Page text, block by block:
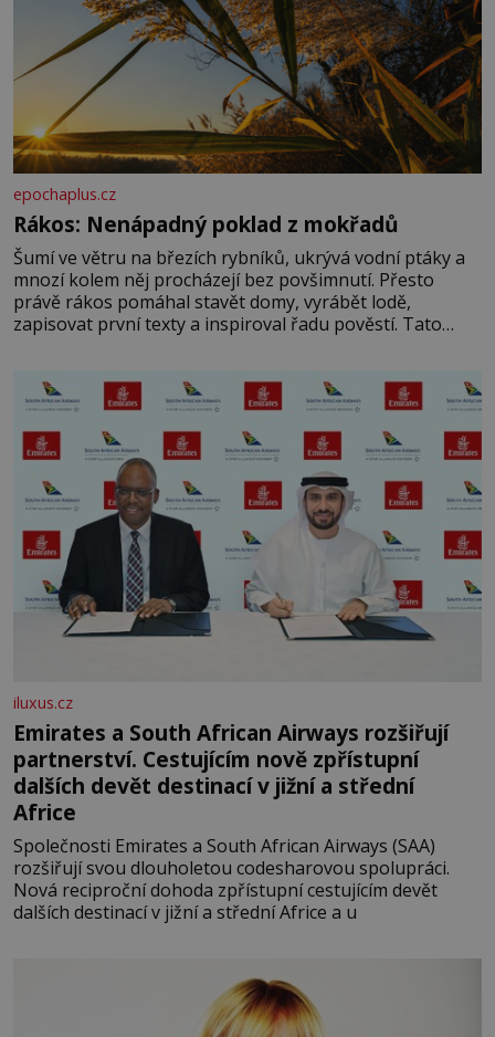
epochaplus.cz
Rákos: Nenápadný poklad z mokřadů
Šumí ve větru na březích rybníků, ukrývá vodní ptáky a
mnozí kolem něj procházejí bez povšimnutí. Přesto
právě rákos pomáhal stavět domy, vyrábět lodě,
zapisovat první texty a inspiroval řadu pověstí. Tato
letního koupání. Stačí se však podívat
iluxus.cz
Emirates a South African Airways rozšiřují
partnerství. Cestujícím nově zpřístupní
dalších devět destinací v jižní a střední
Africe
Společnosti Emirates a South African Airways (SAA)
rozšiřují svou dlouholetou codesharovou spolupráci.
Nová reciproční dohoda zpřístupní cestujícím devět
dalších destinací v jižní a střední Africe a u